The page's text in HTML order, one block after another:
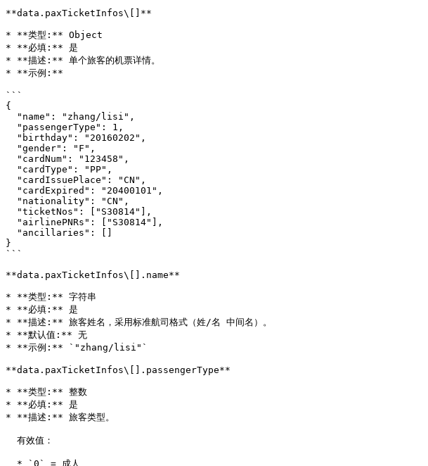
**data.paxTicketInfos\[]**
* **类型:** Object
* **必填:** 是
* **描述:** 单个旅客的机票详情。
* **示例:**
```
{
}
```
**data.paxTicketInfos\[].name**
* **类型:** 字符串
* **必填:** 是
* **描述:** 旅客姓名，采用标准航司格式（姓/名 中间名）。
* **默认值:** 无
* **示例:** `"zhang/lisi"`
**data.paxTicketInfos\[].passengerType**
* **类型:** 整数
* **必填:** 是
* **描述:** 旅客类型。